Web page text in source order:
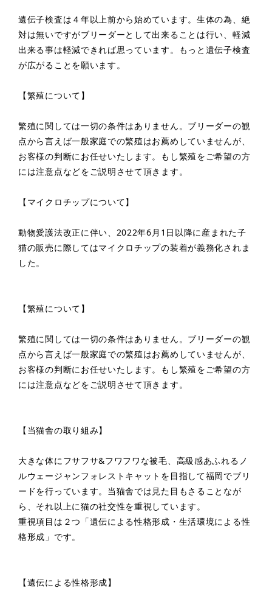
遺伝子検査は４年以上前から始めています。生体の為、絶
対は無いですがブリーダーとして出来ることは行い、軽減
出来る事は軽減できれば思っています。もっと遺伝子検査
が広がることを願います。
【繁殖について】
繁殖に関しては一切の条件はありません。ブリーダーの観
点から言えば一般家庭での繁殖はお薦めしていませんが、
お客様の判断にお任せいたします。もし繁殖をご希望の方
には注意点などをご説明させて頂きます。
【マイクロチップについて】
動物愛護法改正に伴い、2022年6月1日以降に産まれた子
猫の販売に際してはマイクロチップの装着が義務化されま
した。
【繁殖について】
繁殖に関しては一切の条件はありません。ブリーダーの観
点から言えば一般家庭での繁殖はお薦めしていませんが、
お客様の判断にお任せいたします。もし繁殖をご希望の方
には注意点などをご説明させて頂きます。
【当猫舎の取り組み】
大きな体にフサフサ&フワフワな被毛、高級感あふれるノ
ルウェージャンフォレストキャットを目指して福岡でブリ
ードを行っています。当猫舎では見た目もさることなが
ら、それ以上に猫の社交性を重視しています。
重視項目は２つ「遺伝による性格形成・生活環境による性
格形成」です。
【遺伝による性格形成】